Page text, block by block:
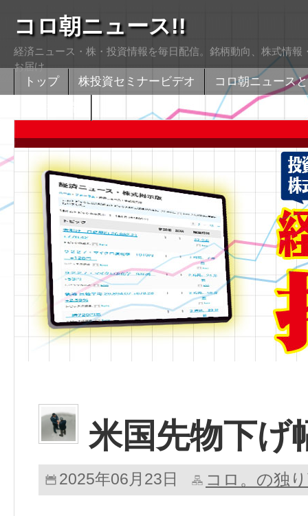
コロ朝ニュース!!
経済ニュース・株・投資情報を毎日配信。銘柄動向、株式情
お届け
トップ 株投資セミナービデオ
コロ朝ニュース
米国先物下げ
2025年06月23日 コロ。の独